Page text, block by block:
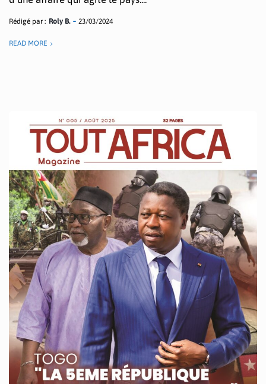
Rédigé par : Roly B. 23/03/2024
READ MORE